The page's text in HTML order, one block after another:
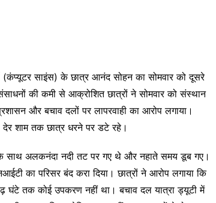
साइंस) के छात्र आनंद सोहन का सोमवार को दूसरे
की कमी से आक्रोशित छात्रों ने सोमवार को संस्थान
और बचाव दलों पर लापरवाही का आरोप लगाया।
शाम तक छात्र धरने पर डटे रहे।
साथ अलकनंदा नदी तट पर गए थे और नहाते समय डूब गए।
का परिसर बंद करा दिया। छात्रों ने आरोप लगाया कि
तक कोई उपकरण नहीं था। बचाव दल यात्रा ड्यूटी में